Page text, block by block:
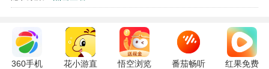
360手机
花小游直
悟空浏览
番茄畅听
红果免费